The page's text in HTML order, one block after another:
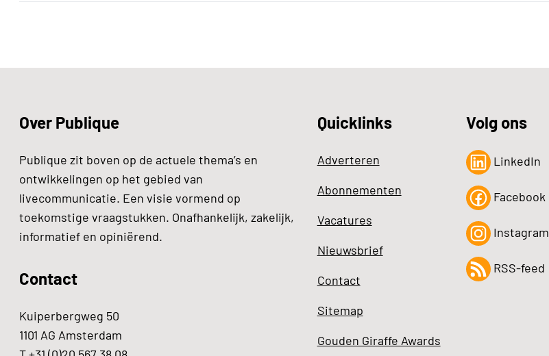
Over Publique
Publique zit boven op de actuele thema’s en
ontwikkelingen op het gebied van
livecommunicatie. Een visie vormend op
toekomstige vraagstukken. Onafhankelijk, zakelijk,
informatief en opiniërend.
Contact
Kuiperbergweg 50
1101 AG Amsterdam
Quicklinks
Adverteren
Abonnementen
Vacatures
Nieuwsbrief
Contact
Sitemap
Gouden Giraffe Awards
Volg ons
LinkedIn
Facebook
Instagram
RSS-feed